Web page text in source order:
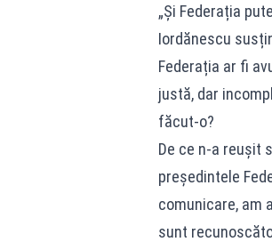
„Și Federația
Iordănescu
Federația ar fi
justă, dar
făcut-o?
De ce n-a reușit
președintele
comunicare, am
sunt